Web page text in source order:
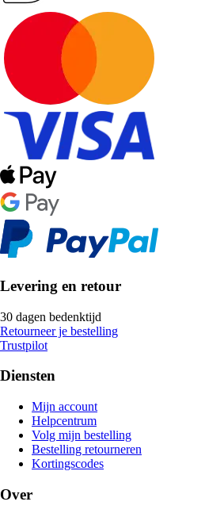
Levering en retour
30 dagen bedenktijd
Retourneer je bestelling
Trustpilot
Diensten
Mijn account
Helpcentrum
Volg mijn bestelling
Bestelling retourneren
Kortingscodes
Over